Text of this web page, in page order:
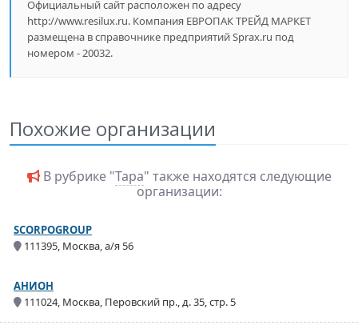
Официальный сайт расположен по адресу
http://www.resilux.ru. Компания ЕВРОПАК ТРЕЙД МАРКЕТ
размещена в справочнике предприятий Sprax.ru под
номером - 20032.
Похожие организации
В рубрике "Тара" также находятся следующие
организации:
SCORPOGROUP
111395, Москва, а/я 56
АНИОН
111024, Москва, Перовский пр., д. 35, стр. 5